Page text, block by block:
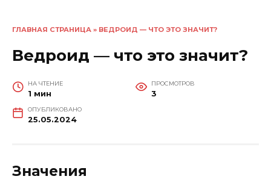
ГЛАВНАЯ СТРАНИЦА » ВЕДРОИД — ЧТО ЭТО ЗНАЧИТ?
Ведроид — что это значит?
НА ЧТЕНИЕ
1 мин
ПРОСМОТРОВ
3
ОПУБЛИКОВАНО
25.05.2024
Значения